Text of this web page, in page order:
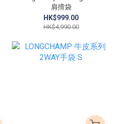
肩揹袋
HK$999.00
HK$4,990.00